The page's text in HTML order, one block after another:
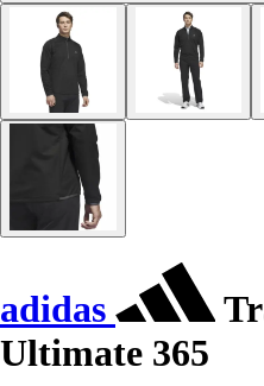
adidas
Ultimate 365